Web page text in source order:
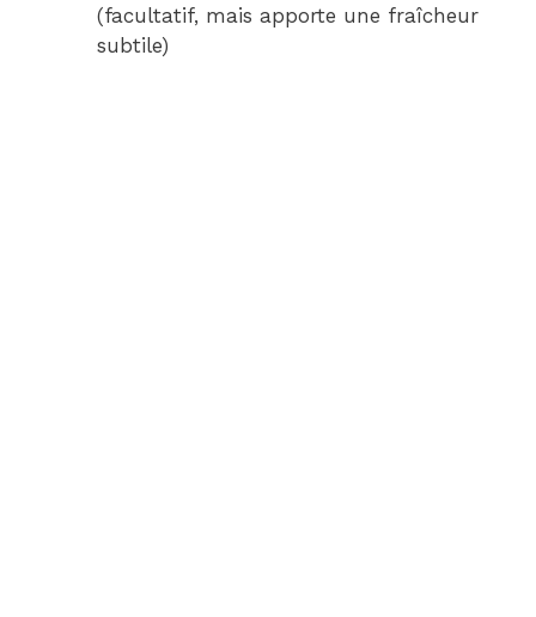
(facultatif, mais apporte une fraîcheur
subtile)